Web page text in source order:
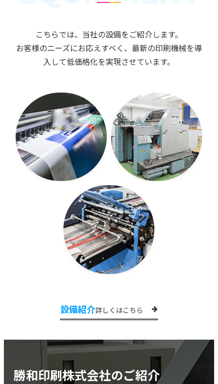
こちらでは、当社の設備をご紹介します。
お客様のニーズにお応えすべく、最新の印刷機械を導
入して低価格化を実現させています。
設備紹介詳しくはこちら
勝和印刷株式会社のご紹介